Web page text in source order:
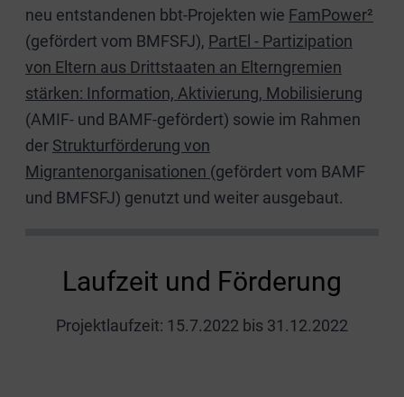
neu entstandenen bbt-Projekten wie FamPower²
(gefördert vom BMFSFJ), PartEl - Partizipation
von Eltern aus Drittstaaten an Elterngremien
stärken: Information, Aktivierung, Mobilisierung
(AMIF- und BAMF-gefördert) sowie im Rahmen
der Strukturförderung von
Migrantenorganisationen (gefördert vom BAMF
und BMFSFJ) genutzt und weiter ausgebaut.
Laufzeit und Förderung
Projektlaufzeit: 15.7.2022 bis 31.12.2022